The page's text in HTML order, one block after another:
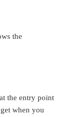
the
the entry point
when you